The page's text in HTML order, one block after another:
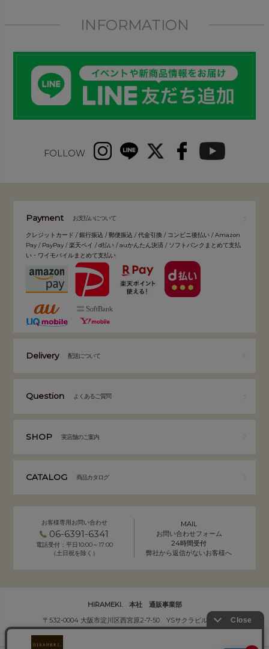
INFORMATION
FOLLOW
Payment お支払いについて
クレジットカード / 銀行振込 / 郵便振込 / 代金引換 / コンビニ後払い / Amazon
Pay / PayPay / 楽天ペイ / d払い / auかんたん決済 / ソフトバンクまとめて支払
い・ワイモバイルまとめて支払い
Delivery 配送について
Question よくあるご質問
SHOP 実店舗のご案内
CATALOG 商品カタログ
お客様専用お問い合わせ
06-6391-6341
電話受付：平日10:00～17:00
（土日祝を除く）
MAIL
お問い合わせフォーム
24時間受付
弊社から返信がないお客様へ
HIRAMEKI. 本社 通販事業部
〒532-0004 大阪市淀川区西宮原2-7-50 YSサクラビル B1F
株式会社サクラ衣料 HIRAMEKI.事業部